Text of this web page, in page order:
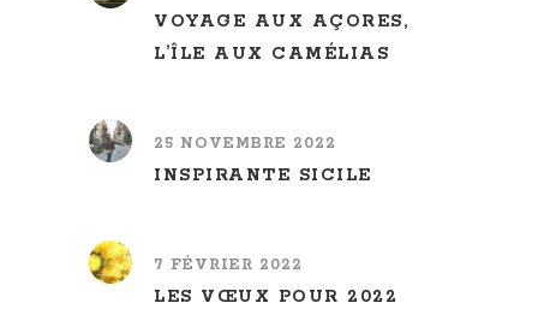
VOYAGE AUX AÇORES,
L’ÎLE AUX CAMÉLIAS
25 NOVEMBRE 2022
INSPIRANTE SICILE
7 FÉVRIER 2022
LES VŒUX POUR 2022